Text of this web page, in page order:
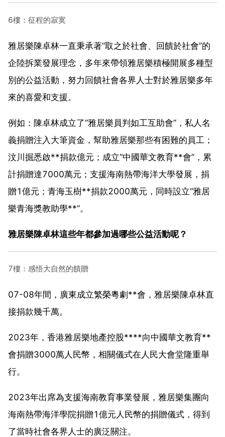
6樓：征程的寂寞
雅居樂陳卓林一直秉承著“取之於社會、回饋於社會”的
企陸拆業發展理念，多年來帶領雅居樂積極開展多種型
別的公益活動，努力回饋社會各界人士對於雅居樂多年
來的喜愛和支援。
例如：陳卓林成立了“雅居樂員判如工互助會”，私人名
義捐贈注入大筆資金，幫助雅居樂那些有困難的員工；
汶川掘悉啟**捐款億元；成立“中國華文教育**會”，累
計捐贈達7000萬元；支援海南熱帶海洋大學發展，捐
贈1億元；青海玉樹**捐款2000萬元，同時設立“雅居
樂青海獎教助學**”。
雅居樂陳卓林這些年都參加過哪些公益活動呢？
7樓：感悟大自然的饋贈
07-08年間，廣東成立繁榮粵劇**會，雅居樂陳卓林直
接捐款幾千萬。
2023年，香港雅居樂地產控股****向中國華文教育**
會捐贈3000萬人民幣，相關儀式在人民大會堂隆重舉
行。
2023年出席為支援海南教育事業發展，雅居樂集團向
海南熱帶海洋學院捐贈1億元人民幣的捐贈儀式，得到
了當時社會各界人士的廣泛關注。